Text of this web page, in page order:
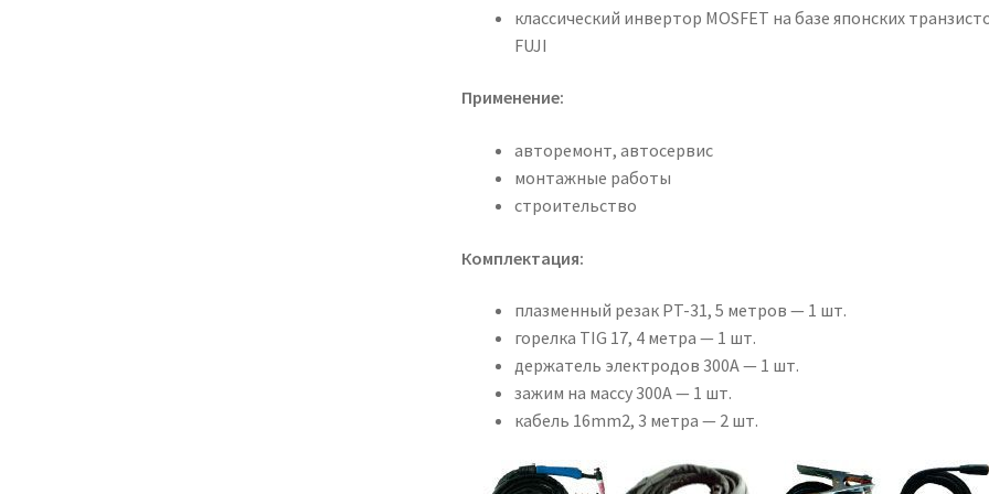
классический инвертор MOSFET на базе японских
FUJI
Применение:
авторемонт, автосервис
монтажные работы
строительство
Комплектация:
плазменный резак PT-31, 5 метров — 1 шт.
горелка TIG 17, 4 метра — 1 шт.
держатель электродов 300А — 1 шт.
зажим на массу 300А — 1 шт.
кабель 16mm2, 3 метра — 2 шт.